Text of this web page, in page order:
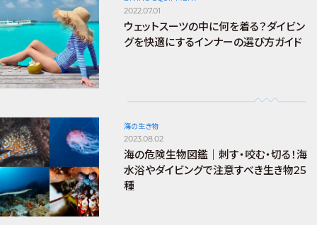
2022.07.01
ウェットスーツの中に何を着る？ダイビン
グを快適にするインナーの選び方ガイド
海の生き物
2023.08.02
海の危険生物図鑑｜刺す・咬む・切る！海
水浴やダイビングで注意すべき生き物25
種